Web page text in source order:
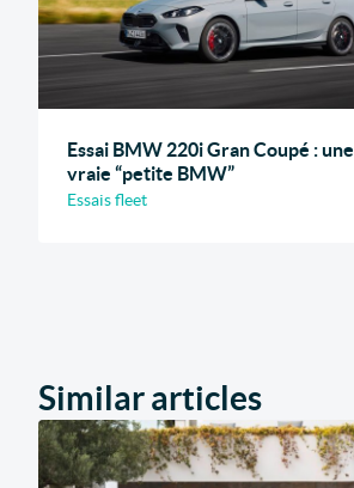
Essai BMW 220i Gran Coupé : une
vraie “petite BMW”
Essais fleet
Similar articles